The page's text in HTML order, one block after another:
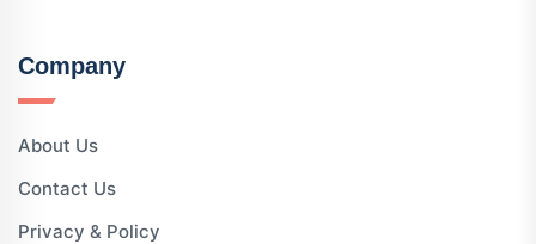
Company
About Us
Contact Us
Privacy & Policy